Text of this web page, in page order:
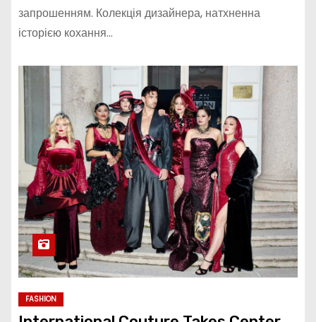
запрошенням. Колекція дизайнера, натхненна
історією кохання…
FASHION